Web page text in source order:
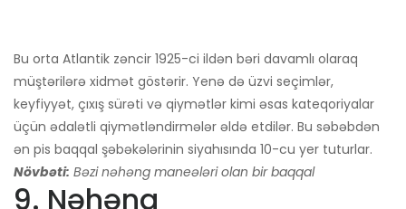
Bu orta Atlantik zəncir 1925-ci ildən bəri davamlı olaraq
müştərilərə xidmət göstərir. Yenə də üzvi seçimlər,
keyfiyyət, çıxış sürəti və qiymətlər kimi əsas kateqoriyalar
üçün ədalətli qiymətləndirmələr əldə etdilər. Bu səbəbdən
ən pis baqqal şəbəkələrinin siyahısında 10-cu yer tuturlar.
Növbəti: Bəzi nəhəng maneələri olan bir baqqal
9. Nəhəng